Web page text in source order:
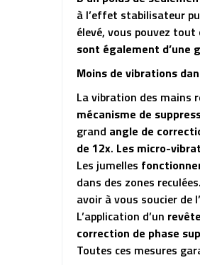
à l’effet stabilisateur
élevé, vous pouvez
sont également d’une
Moins de vibrations
La vibration des mains
mécanisme de
grand angle de
de 12x. Les micro-
Les jumelles
dans des zones
avoir à vous soucier de
L’application d’un
correction de phase
Toutes ces mesures